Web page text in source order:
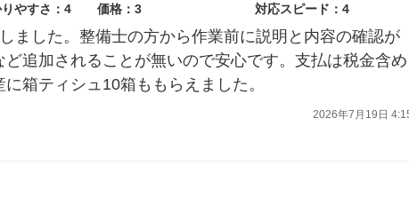
やすさ：4 価格：3 対応スピード：4
ました。整備士の方から作業前に説明と内容の確認が
追加されることが無いので安心です。支払は税金含め
箱ティシュ10箱ももらえました。
2026年7月19日